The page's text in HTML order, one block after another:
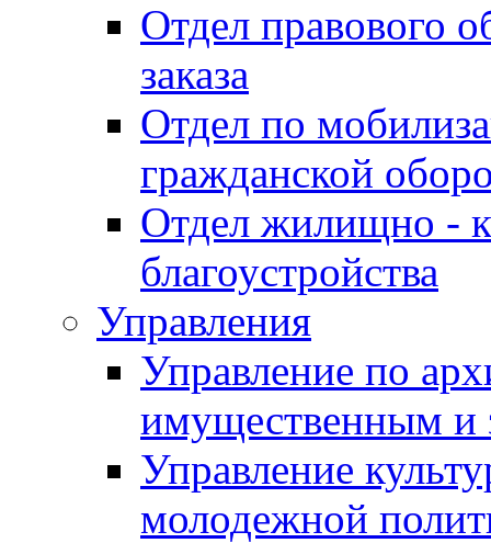
Отдел правового
заказа
Отдел по
гражданской
Отдел жилищно -
благоустройства
Управления
Управление по
имущественным и
Управление
молодежной